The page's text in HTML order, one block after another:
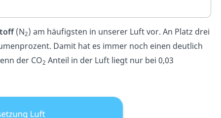
(N2) am häufigsten in unserer Luft vor. An Platz drei
Damit hat es immer noch einen deutlich
der CO2 Anteil in der Luft liegt nur bei 0,03